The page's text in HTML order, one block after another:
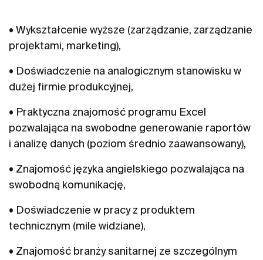
• Wykształcenie wyższe (zarządzanie, zarządzanie
projektami, marketing),
• Doświadczenie na analogicznym stanowisku w
dużej firmie produkcyjnej,
• Praktyczna znajomość programu Excel
pozwalająca na swobodne generowanie raportów
i analizę danych (poziom średnio zaawansowany),
• Znajomość języka angielskiego pozwalająca na
swobodną komunikację,
• Doświadczenie w pracy z produktem
technicznym (mile widziane),
• Znajomość branży sanitarnej ze szczególnym